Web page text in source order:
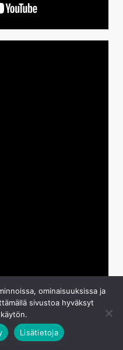
ominaisuuksissa ja
sivustoa hyväksyt
Lisätietoja